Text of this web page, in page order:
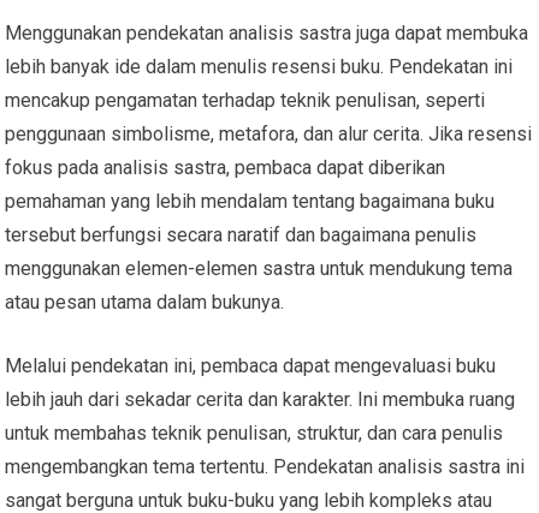
Menggunakan pendekatan analisis sastra juga dapat membuka
lebih banyak ide dalam menulis resensi buku. Pendekatan ini
mencakup pengamatan terhadap teknik penulisan, seperti
penggunaan simbolisme, metafora, dan alur cerita. Jika resensi
fokus pada analisis sastra, pembaca dapat diberikan
pemahaman yang lebih mendalam tentang bagaimana buku
tersebut berfungsi secara naratif dan bagaimana penulis
menggunakan elemen-elemen sastra untuk mendukung tema
atau pesan utama dalam bukunya.
Melalui pendekatan ini, pembaca dapat mengevaluasi buku
lebih jauh dari sekadar cerita dan karakter. Ini membuka ruang
untuk membahas teknik penulisan, struktur, dan cara penulis
mengembangkan tema tertentu. Pendekatan analisis sastra ini
sangat berguna untuk buku-buku yang lebih kompleks atau